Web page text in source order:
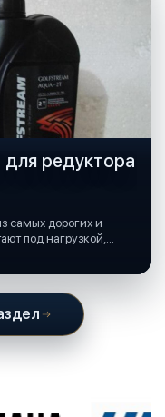
редуктора
самых дорогих и
под нагрузкой,